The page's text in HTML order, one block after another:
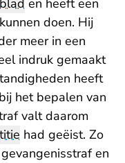
en heeft een
doen. Hij
meer in een
indruk gemaakt
heeft
het bepalen van
valt daarom
had geëist. Zo
en